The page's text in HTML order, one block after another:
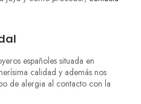
españoles situada en
calidad y además nos
de alergia al contacto con la